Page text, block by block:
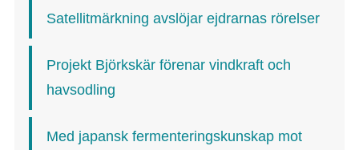
Satellitmärkning avslöjar ejdrarnas rörelser
Projekt Björkskär förenar vindkraft och
havsodling
Med japansk fermenteringskunskap mot